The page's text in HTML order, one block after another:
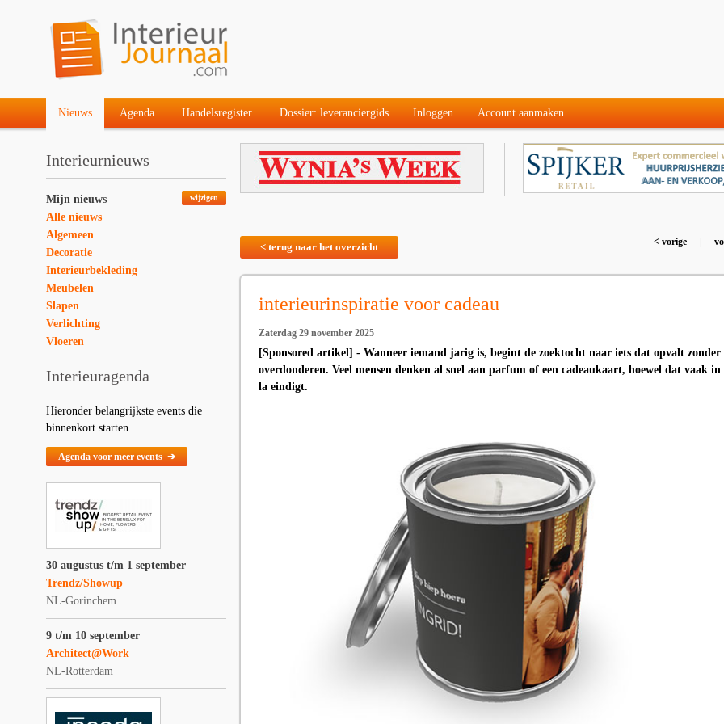
Nieuws Agenda Handelsregister Dossier: leveranciergids Inloggen Account aanmaken
Interieurnieuws
wijzigen
Mijn nieuws
Alle nieuws
Algemeen
Decoratie
Interieurbekleding
Meubelen
Slapen
Verlichting
Vloeren
Interieuragenda
Hieronder belangrijkste events die
binnenkort starten
Agenda voor meer events ➔
30 augustus t/m 1 september
Trendz/Showup
NL-Gorinchem
9 t/m 10 september
Architect@Work
NL-Rotterdam
< terug naar het overzicht < vorige
interieurinspiratie voor cadeau
Zaterdag 29 november 2025
[Sponsored artikel] - Wanneer iemand jarig is, begint de zoektocht naar iets dat opvalt zonder
overdonderen. Veel mensen denken al snel aan parfum of een cadeaukaart, hoewel dat vaak in
la eindigt.